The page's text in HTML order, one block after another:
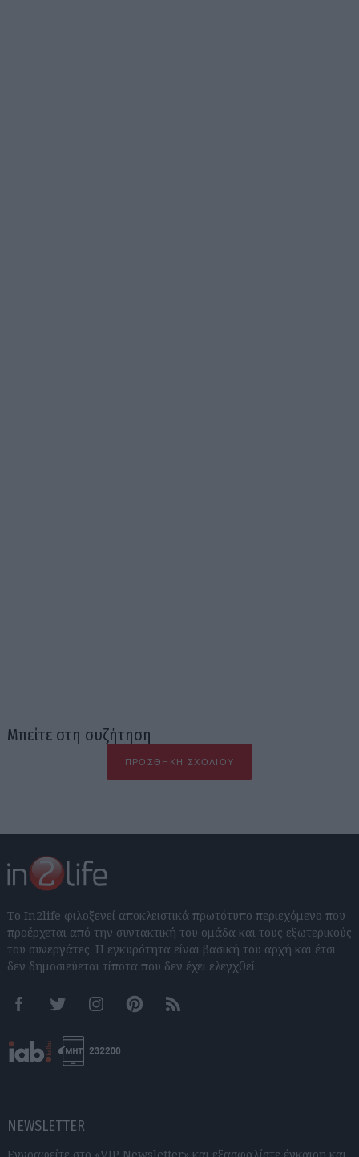
Μπείτε στη συζήτηση
ΠΡΟΣΘΉΚΗ ΣΧΟΛΊΟΥ
Το In2life φιλοξενεί αποκλειστικά πρωτότυπο περιεχόμενο που
προέρχεται από την συντακτική του ομάδα και τους εξωτερικούς
του συνεργάτες. Η εγκυρότητα είναι βασική του αρχή και έτσι
δεν δημοσιεύεται τίποτα που δεν έχει ελεγχθεί.
FacebookTwitter InstagramPinterestRSS feeds
NEWSLETTER